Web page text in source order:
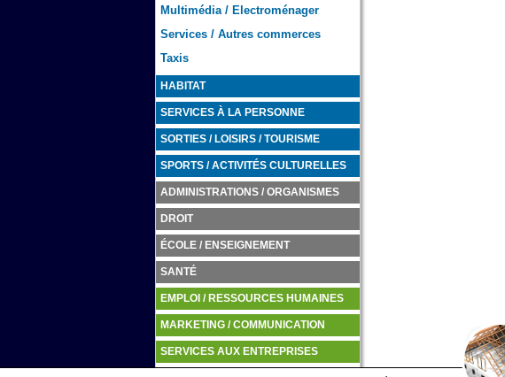
Multimédia / Electroménager
Services / Autres commerces
Taxis
HABITAT
SERVICES À LA PERSONNE
SORTIES / LOISIRS / TOURISME
SPORTS / ACTIVITÉS CULTURELLES
ADMINISTRATIONS / ORGANISMES
DROIT
ÉCOLE / ENSEIGNEMENT
SANTÉ
EMPLOI / RESSOURCES HUMAINES
MARKETING / COMMUNICATION
SERVICES AUX ENTREPRISES